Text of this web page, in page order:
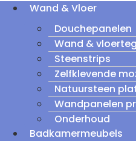
Wand & Vloer
Douchepanelen
Wand &
Steenstrips
Zelfklevende
Natuursteen
Wandpanelen
Onderhoud
Badkamermeubels